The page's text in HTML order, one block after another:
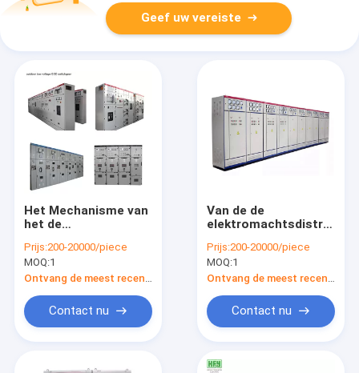
Geef uw vereiste
Het Mechanisme van
het de
GGD van de laag
Voltagemacht
Prijs:200-20000/piece
MOQ:1
Contact nu
Van de de
elektromachtsdistributie
kabinets lage voltage
het type van het
mechanisme movale
lade mechanisme
met paneel
Prijs:200-20000/piece
MOQ:1
Contact nu